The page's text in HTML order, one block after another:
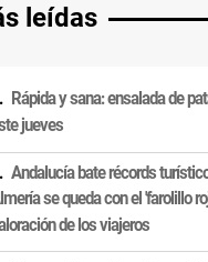
leídas
Rápida y sana: ensalada de
jueves
Andalucía bate récords
se queda con el 'farolillo
de los viajeros